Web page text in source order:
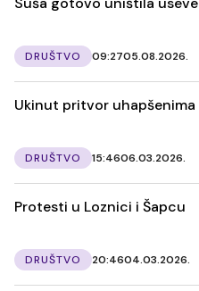
DRUŠTVO 09:2705.08.2026.
Ukinut pritvor uhapšenima
DRUŠTVO 15:4606.03.2026.
Protesti u Loznici i Šapcu
DRUŠTVO 20:4604.03.2026.